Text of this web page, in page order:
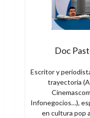
Doc
Escritor y
trayectoria
Infonegocios…),
en cultura pop